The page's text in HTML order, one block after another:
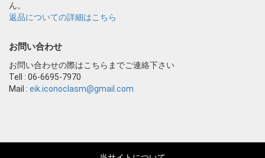
ん。
返品についての詳細はこちら
お問い合わせ
お問い合わせの際はこちらまでご連絡下さい
Tell : 06-6695-7970
Mail : eik.iconoclasm@gmail.com